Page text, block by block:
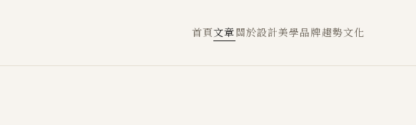
首頁文章關於設計美學品牌趨勢文化